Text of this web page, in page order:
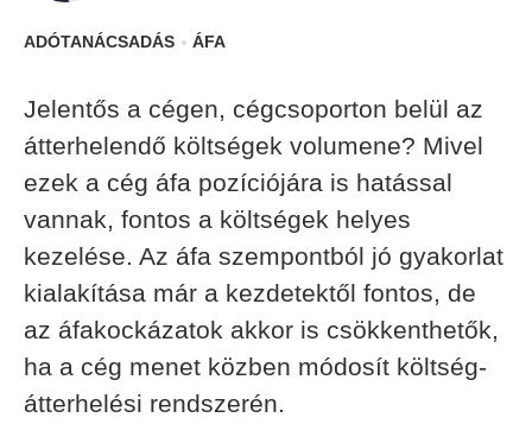
ADÓTANÁCSADÁS ÁFA
Jelentős a cégen, cégcsoporton belül az
átterhelendő költségek volumene? Mivel
ezek a cég áfa pozíciójára is hatással
vannak, fontos a költségek helyes
kezelése. Az áfa szempontból jó gyakorlat
kialakítása már a kezdetektől fontos, de
az áfakockázatok akkor is csökkenthetők,
ha a cég menet közben módosít költség-
átterhelési rendszerén.